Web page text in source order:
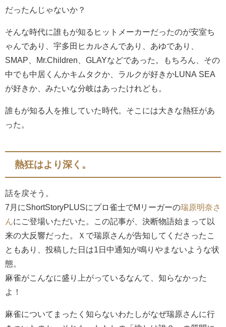
だったんじゃないか？
そんな時代に誰もが知るヒットメーカーだったのが安室ち
ゃんであり、宇多田ヒカルさんであり、あゆであり、
SMAP、Mr.Children、GLAYなどであった。もちろん、その
中でも中居くんかキムタクか、ラルクが好きかLUNA SEA
が好きか、みたいな分岐はあったけれども。
誰もが知る人を推していた時代。そこには大きな熱狂があ
った。
熱狂はより深く。
話を戻そう。
7月にShortStoryPLUSにプロ雀士でMリーガーの瑞原明奈さ
ん にご登場いただいた。この記事が、決断物語始まって以
来の大反響だった。Ｘで瑞原さんが告知してくださったこ
ともあり、投稿した日は1日中通知が鳴りやまないような状
態。
麻雀がこんなに盛り上がっているなんて、知らなかった
よ！
麻雀についてまったく知らないわたしがなぜ瑞原さんに行